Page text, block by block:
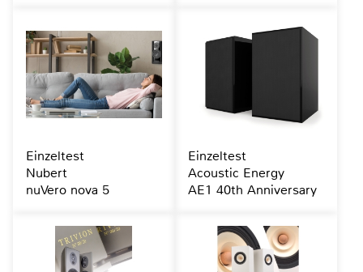
Einzeltest
Nubert
nuVero nova 5
Einzeltest
Acoustic Energy
AE1 40th Anniversary